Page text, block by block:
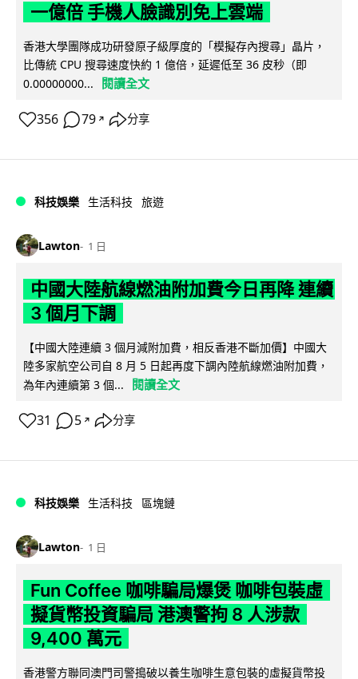
一億倍 手機人臉識別免上雲端
香港大學團隊成功研發原子級厚度的「模擬存內搜尋」晶片，
比傳統 CPU 搜尋速度快約 1 億倍，延遲低至 36 皮秒（即
0.00000000...
閱讀全文
356 79 ↗ 分享
科技娛樂 生活科技 旅遊
Lawton 1 日
中國大陸航線燃油附加費今日再降 連續
3 個月下調
【中國大陸連續 3 個月減附加費，相反香港不斷加價】中國大
陸多家航空公司自 8 月 5 日起再度下調內陸航線燃油附加費，
為年內連續第 3 個...
閱讀全文
31 5 ↗ 分享
科技娛樂 生活科技 區塊鏈
Lawton 1 日
Fun Coffee 咖啡騙局爆煲 咖啡包裝虛
擬貨幣投資騙局 港澳警拘 8 人涉款
9,400 萬元
香港警方聯同澳門司警搗破以養生咖啡生意包裝的虛擬貨幣投